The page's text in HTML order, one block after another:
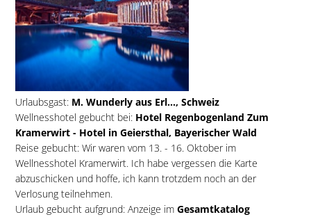
Urlaubsgast:M. Wunderly aus Erl..., Schweiz
Wellnesshotel gebucht bei:Hotel Regenbogenland Zum
Kramerwirt - Hotel in Geiersthal, Bayerischer Wald
Reise gebucht: Wir waren vom 13. - 16. Oktober im
Wellnesshotel Kramerwirt. Ich habe vergessen die Karte
abzuschicken und hoffe, ich kann trotzdem noch an der
Verlosung teilnehmen.
Urlaub gebucht aufgrund: Anzeige im Gesamtkatalog